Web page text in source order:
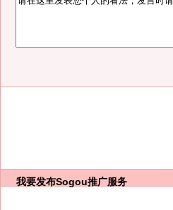
我要发布Sogou推广服务